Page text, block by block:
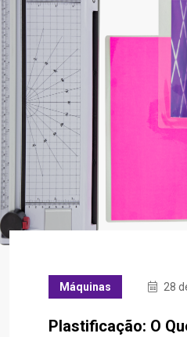
Máquinas 28
Plastificação: O